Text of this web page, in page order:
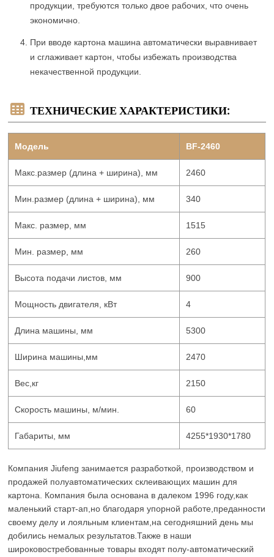
продукции, требуются только двое рабочих, что очень
экономично.
При вводе картона машина автоматически выравнивает
и сглаживает картон, чтобы избежать производства
некачественной продукции.
ТЕХНИЧЕСКИЕ ХАРАКТЕРИСТИКИ:
Модель BF-2460
Макс.размер (длина + ширина), мм 2460
Мин.размер (длина + ширина), мм 340
Макс. размер, мм 1515
Мин. размер, мм 260
Высота подачи листов, мм 900
Мощность двигателя, кВт 4
Длина машины, мм 5300
Ширина машины,мм 2470
Вес,кг 2150
Скорость машины, м/мин. 60
Габариты, мм 4255*1930*1780
Компания Jiufeng занимается разработкой, производством и
продажей полуавтоматических склеивающих машин для
картона. Компания была основана в далеком 1996 году,как
маленький старт-ап,но благодаря упорной работе,преданности
своему делу и лояльным клиентам,на сегодняшний день мы
добились немалых результатов.Также в наши
широковостребованные товары входят полу-автоматический